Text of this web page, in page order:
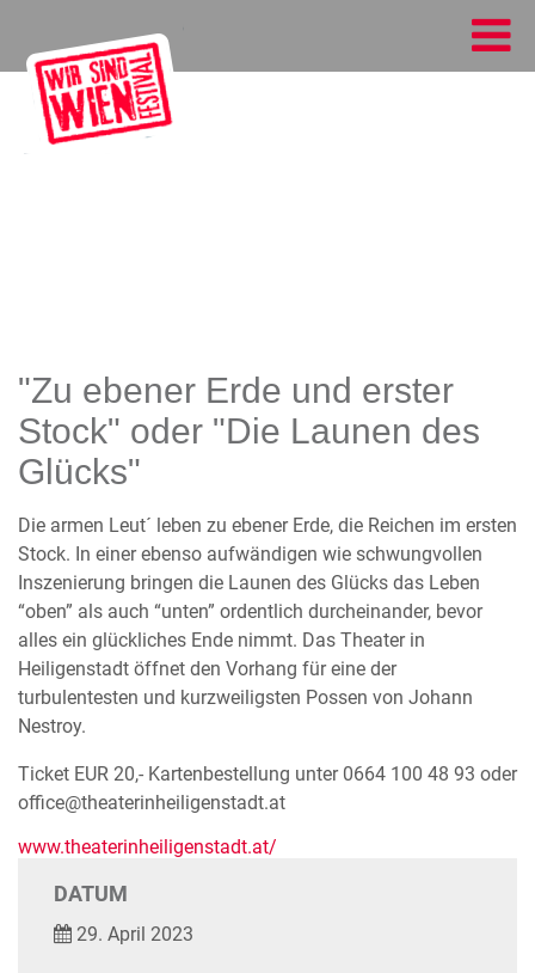
"Zu ebener Erde und erster
Stock" oder "Die Launen des
Glücks"
Die armen Leut´ leben zu ebener Erde, die Reichen im ersten
Stock. In einer ebenso aufwändigen wie schwungvollen
Inszenierung bringen die Launen des Glücks das Leben
“oben” als auch “unten” ordentlich durcheinander, bevor
alles ein glückliches Ende nimmt. Das Theater in
Heiligenstadt öffnet den Vorhang für eine der
turbulentesten und kurzweiligsten Possen von Johann
Nestroy.
Ticket EUR 20,- Kartenbestellung unter 0664 100 48 93 oder
office@theaterinheiligenstadt.at
www.theaterinheiligenstadt.at/
DATUM
29. April 2023